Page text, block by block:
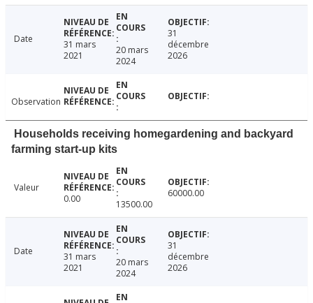
Date
31 mars
2021
20 mars
2024
31
décembre
2026
Observation
Households receiving homegardening and backyard
farming start-up kits
Valeur
0.00
13500.00
60000.00
Date
31 mars
2021
20 mars
2024
31
décembre
2026